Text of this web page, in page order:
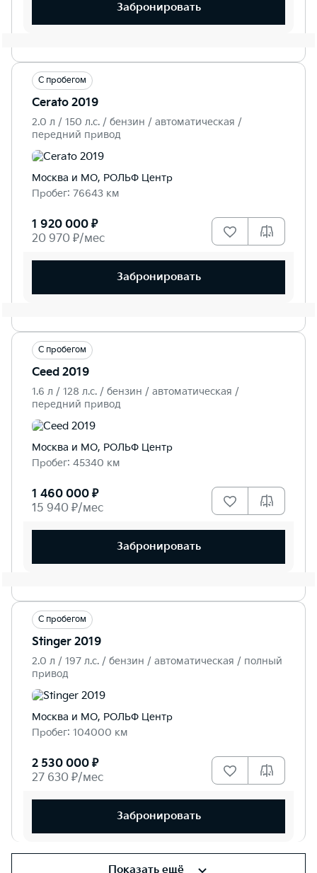
Забронировать
С пробегом
Cerato 2019
2.0 л / 150 л.c. / бензин / автоматическая /
передний привод
Москва и МО, РОЛЬФ Центр
Пробег: 76643 км
1 920 000 ₽
20 970 ₽/мес
Забронировать
С пробегом
Ceed 2019
1.6 л / 128 л.c. / бензин / автоматическая /
передний привод
Москва и МО, РОЛЬФ Центр
Пробег: 45340 км
1 460 000 ₽
15 940 ₽/мес
Забронировать
С пробегом
Stinger 2019
2.0 л / 197 л.c. / бензин / автоматическая / полный
привод
Москва и МО, РОЛЬФ Центр
Пробег: 104000 км
2 530 000 ₽
27 630 ₽/мес
Забронировать
Показать ещё